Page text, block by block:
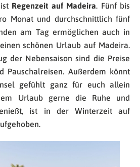
Regenzeit auf Madeira. Fünf bis
Monat und durchschnittlich fünf
am Tag ermöglichen auch in
schönen Urlaub auf Madeira.
der Nebensaison sind die Preise
Pauschalreisen. Außerdem könnt
gefühlt ganz für euch allein
Urlaub gerne die Ruhe und
ist in der Winterzeit auf